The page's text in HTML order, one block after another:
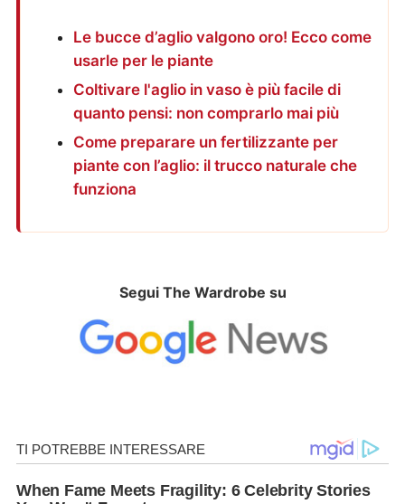
Le bucce d’aglio valgono oro! Ecco come
usarle per le piante
Coltivare l'aglio in vaso è più facile di
quanto pensi: non comprarlo mai più
Come preparare un fertilizzante per
piante con l’aglio: il trucco naturale che
funziona
Segui The Wardrobe su